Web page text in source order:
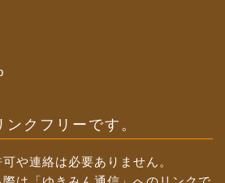
クフリーです。
や連絡は必要ありません。